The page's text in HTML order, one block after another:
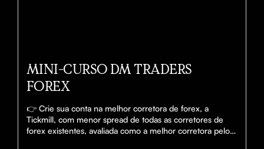
MINI-CURSO DM TRADERS
FOREX
👉 Crie sua conta na melhor corretora de forex, a
Tickmill, com menor spread de todas as corretores de
forex existentes, avaliada como a melhor corretora pelo